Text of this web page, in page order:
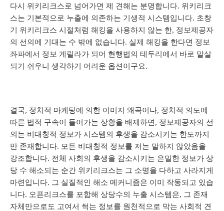
다시 위키리크스로 넘어가면 제 견해는 분명합니다. 위키리크
스는 기본적으로 누출에 의존하는 기생적 시스템입니다. 초창
기 위키리크스 시절처럼 해킹을 사용하지 않는 한, 정보제공자
의 선의에 기대는 수 밖에 없습니다. 실제 해킹을 한다면 정보
좌파에서 정보 게릴라가 되어 현행법의 테두리에서 바로 말살
되기 쉬우니 생각하기 어려운 옵션이구요.
결국, 정치적 마케팅에 의한 이미지 왜곡이나, 정치적 의도에
따른 법적 구속이 들어가는 상황을 배제하면, 정보제공자의 선
의는 비대칭적 정보가 시스템의 후생을 감소시키는 한도까지
만 존재합니다. 모든 비대칭적 정보를 저는 말하지 않았음을
강조합니다. 전체 사회의 후생을 감소시키는 은밀한 정보가 상
당 수 해소되는 순간 위키리크스는 그 소명을 다하고 사라지게
마련입니다. 그 실질적인 해소 메커니즘은 이미 작동되고 있습
니다. 오픈리크스를 포함해 상당수의 누출 시스템은, 그 존재
자체만으로도 고여서 썩는 정보를 원천적으로 막는 사회적 견